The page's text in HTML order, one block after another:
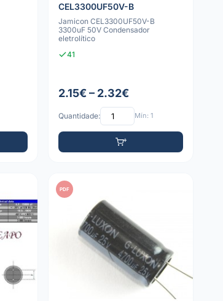
CEL3300UF50V-B
Jamicon CEL3300UF50V-B
3300uF 50V Condensador
eletrolítico
41
2.15€ – 2.32€
Quantidade: Mín: 1
PDF